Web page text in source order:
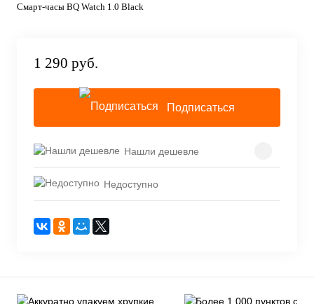
Смарт-часы BQ Watch 1.0 Black
1 290 руб.
Подписаться
Нашли дешевле
Недоступно